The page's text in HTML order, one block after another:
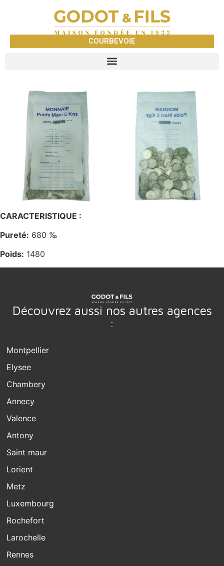
COURBEVOIE
CARACTERISTIQUE :
Pureté: 680 ‰
Poids: 1480
Découvrez aussi nos autres agences
:
Montpellier
Elysee
Chambery
Annecy
Valence
Antony
Saint maur
Lorient
Metz
Luxembourg
Rochefort
Larochelle
Rennes